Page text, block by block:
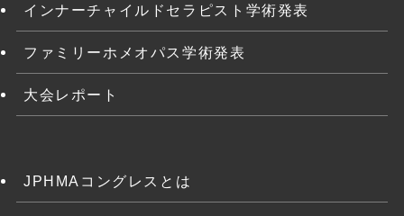
インナーチャイルドセラピスト学術発表
ファミリーホメオパス学術発表
大会レポート
JPHMAコングレスとは